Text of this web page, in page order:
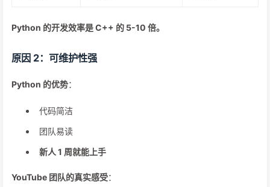
Python 的开发效率是 C++ 的 5-10 倍。
原因 2：可维护性强
Python 的优势：
代码简洁
团队易读
新人 1 周就能上手
YouTube 团队的真实感受：